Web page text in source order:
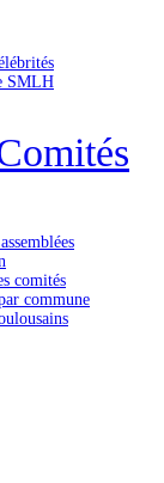
SMLH
comités
commune